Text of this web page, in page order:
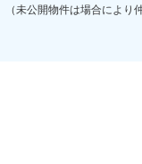
未公開物件は場合により